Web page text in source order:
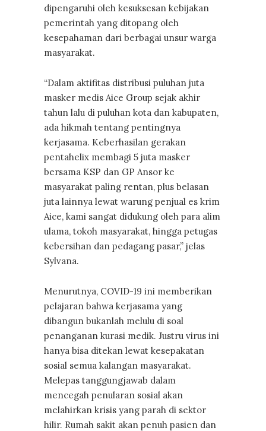
dipengaruhi oleh kesuksesan kebijakan
pemerintah yang ditopang oleh
kesepahaman dari berbagai unsur warga
masyarakat.
“Dalam aktifitas distribusi puluhan juta
masker medis Aice Group sejak akhir
tahun lalu di puluhan kota dan kabupaten,
ada hikmah tentang pentingnya
kerjasama. Keberhasilan gerakan
pentahelix membagi 5 juta masker
bersama KSP dan GP Ansor ke
masyarakat paling rentan, plus belasan
juta lainnya lewat warung penjual es krim
Aice, kami sangat didukung oleh para alim
ulama, tokoh masyarakat, hingga petugas
kebersihan dan pedagang pasar,” jelas
Sylvana.
Menurutnya, COVID-19 ini memberikan
pelajaran bahwa kerjasama yang
dibangun bukanlah melulu di soal
penanganan kurasi medik. Justru virus ini
hanya bisa ditekan lewat kesepakatan
sosial semua kalangan masyarakat.
Melepas tanggungjawab dalam
mencegah penularan sosial akan
melahirkan krisis yang parah di sektor
hilir. Rumah sakit akan penuh pasien dan